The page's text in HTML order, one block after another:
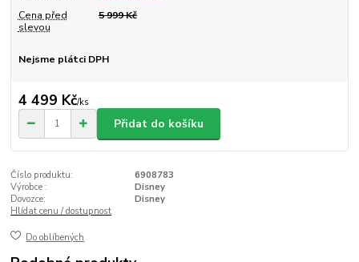
Cena před
slevou
5 999 Kč
Nejsme plátci DPH
4 499 Kč/ks
Přidat do košíku
Číslo produktu:
6908783
Výrobce :
Disney
Dovozce:
Disney
Hlídat cenu / dostupnost
Do oblíbených